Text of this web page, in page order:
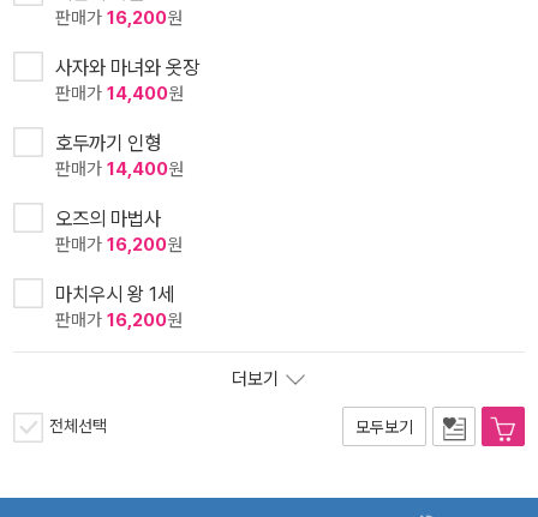
판매가 16,200원
사자와 마녀와 옷장
판매가 14,400원
호두까기 인형
판매가 14,400원
오즈의 마법사
판매가 16,200원
마치우시 왕 1세
판매가 16,200원
더보기
전체선택 모두보기